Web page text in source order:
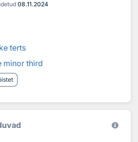
08.11.2024
terts
minor third